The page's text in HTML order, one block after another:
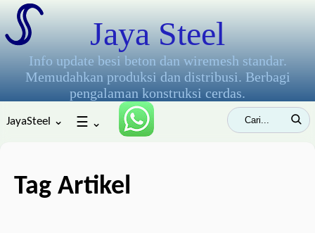
Jaya Steel
Info update besi beton dan wiremesh standar.
Memudahkan produksi dan distribusi. Berbagi
pengalaman konstruksi cerdas.
JayaSteel ⌄ ☰ ⌄
Tag Artikel